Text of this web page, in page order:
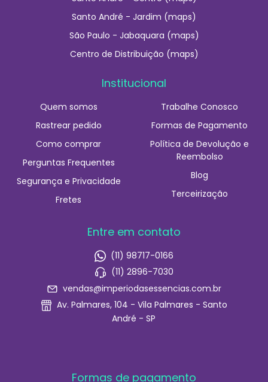
Santo André - Jardim (maps)
São Paulo - Jabaquara (maps)
Centro de Distribuição (maps)
Institucional
Quem somos
Rastrear pedido
Como comprar
Perguntas Frequentes
Segurança e Privacidade
Fretes
Trabalhe Conosco
Formas de Pagamento
Política de Devolução e
Reembolso
Blog
Terceirização
Entre em contato
(11) 98717-0166
(11) 2896-7030
vendas@imperiodasessencias.com.br
Av. Palmares, 104 - Vila Palmares - Santo
André - SP
Formas de pagamento